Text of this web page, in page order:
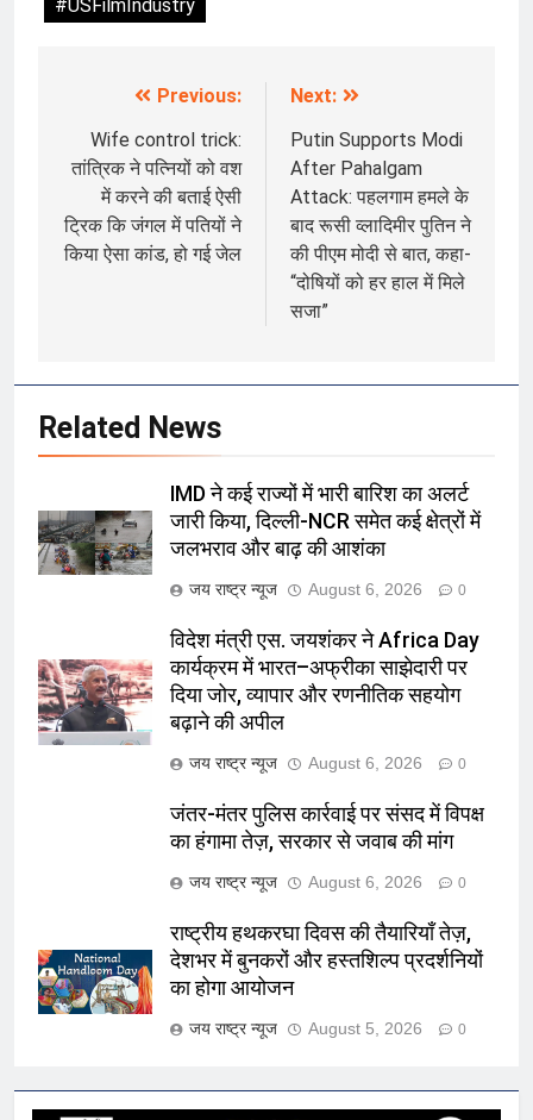
#USFilmIndustry
navigation
Previous:
Wife control trick:
तांत्रिक ने पत्नियों को वश
में करने की बताई ऐसी
ट्रिक कि जंगल में पतियों ने
किया ऐसा कांड, हो गई जेल
Next:
Putin Supports Modi
After Pahalgam
Attack: पहलगाम हमले के
बाद रूसी व्लादिमीर पुतिन ने
की पीएम मोदी से बात, कहा-
“दोषियों को हर हाल में मिले
सजा”
Related News
IMD ने कई राज्यों में भारी बारिश का अलर्ट
जारी किया, दिल्ली-NCR समेत कई क्षेत्रों में
जलभराव और बाढ़ की आशंका
जय राष्ट्र न्यूज August 6, 2026 0
विदेश मंत्री एस. जयशंकर ने Africa Day
कार्यक्रम में भारत–अफ्रीका साझेदारी पर
दिया जोर, व्यापार और रणनीतिक सहयोग
बढ़ाने की अपील
जय राष्ट्र न्यूज August 6, 2026 0
जंतर-मंतर पुलिस कार्रवाई पर संसद में विपक्ष
का हंगामा तेज़, सरकार से जवाब की मांग
जय राष्ट्र न्यूज August 6, 2026 0
राष्ट्रीय हथकरघा दिवस की तैयारियाँ तेज़,
देशभर में बुनकरों और हस्तशिल्प प्रदर्शनियों
का होगा आयोजन
जय राष्ट्र न्यूज August 5, 2026 0